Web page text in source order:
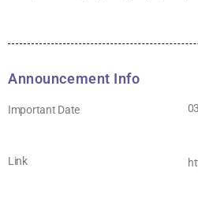
Announcement Info
Important Date
Link